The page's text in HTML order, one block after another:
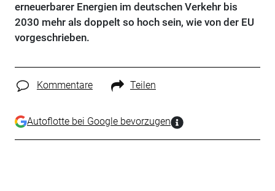
erneuerbarer Energien im deutschen Verkehr bis
2030 mehr als doppelt so hoch sein, wie von der EU
vorgeschrieben.
Kommentare Teilen
Autoflotte bei Google bevorzugen